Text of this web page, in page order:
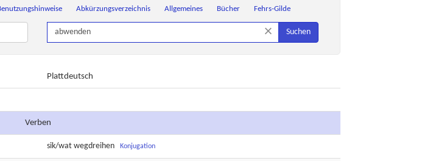
Abkürzungsverzeichnis Allgemeines Bücher Fehrs-Gilde
× Suchen
Plattdeutsch
Verben
sik/wat wegdreihen Konjugation